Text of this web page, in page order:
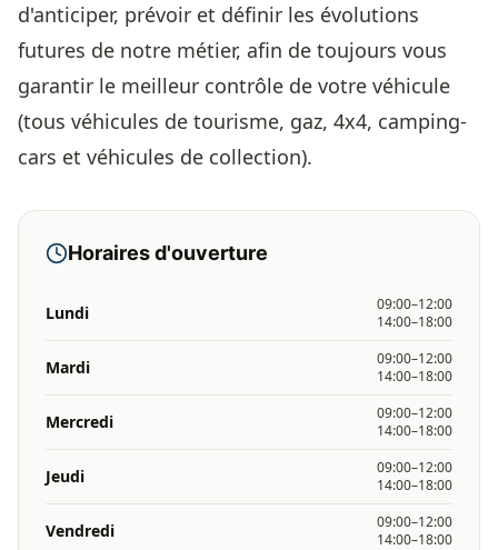
d'anticiper, prévoir et définir les évolutions
futures de notre métier, afin de toujours vous
garantir le meilleur contrôle de votre véhicule
(tous véhicules de tourisme, gaz, 4x4, camping-
cars et véhicules de collection).
Horaires d'ouverture
Lundi
09:00–12:00
14:00–18:00
Mardi
09:00–12:00
14:00–18:00
Mercredi
09:00–12:00
14:00–18:00
Jeudi
09:00–12:00
14:00–18:00
Vendredi
09:00–12:00
14:00–18:00